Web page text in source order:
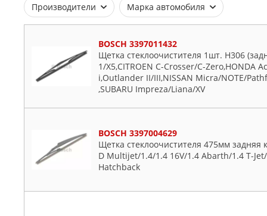
Производители
AC DELCO
AIRLINE
AMIWA
AVANTECH
BOSCH
BSG
CHAMPION
Марка автомобиля
Alfa Romeo
Audi
BMW
Buick
Cadillac
Chevrolet
Citroen
Daewoo
Daihatsu
Dodge
BOSCH 3397011432
Щетка стеклоочистителя 1шт. H306
1/X5,CITROEN C-Crosser/C-Zero,HONDA
i,Outlander II/III,NISSAN Micra/NOTE/
,SUBARU Impreza/Liana/XV
BOSCH 3397004629
Щетка стеклоочистителя 475мм задняя
D Multijet/1.4/1.4 16V/1.4 Abarth/1.4 T-
Hatchback